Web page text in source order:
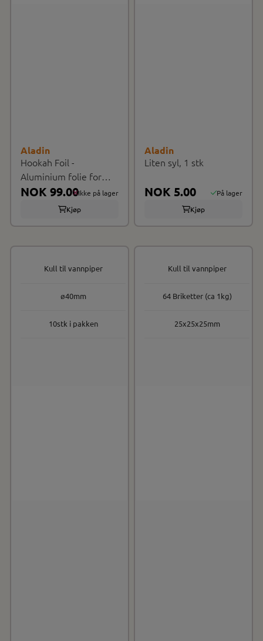
Aladin
Hookah Foil -
Aluminium folie for
vannpiper, ...
NOK 99.00Ikke på lager
Kjøp
Aladin
Liten syl, 1 stk
NOK 5.00
På lager
Kjøp
Kull til vannpiper
ø40mm
10stk i pakken
Kull til vannpiper
64 Briketter (ca 1kg)
25x25x25mm